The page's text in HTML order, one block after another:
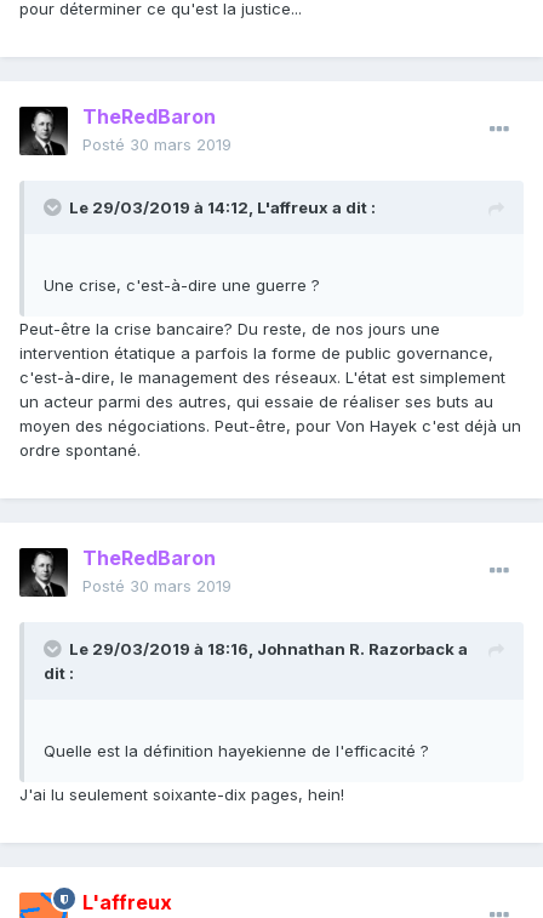
pour déterminer ce qu'est la justice...
TheRedBaron
Posté 30 mars 2019
Le 29/03/2019 à 14:12, L'affreux a dit :
Une crise, c'est-à-dire une guerre ?
Peut-être la crise bancaire? Du reste, de nos jours une
intervention étatique a parfois la forme de public governance,
c'est-à-dire, le management des réseaux. L'état est simplement
un acteur parmi des autres, qui essaie de réaliser ses buts au
moyen des négociations. Peut-être, pour Von Hayek c'est déjà un
ordre spontané.
TheRedBaron
Posté 30 mars 2019
Le 29/03/2019 à 18:16, Johnathan R. Razorbacka
dit :
Quelle est la définition hayekienne de l'efficacité ?
J'ai lu seulement soixante-dix pages, hein!
L'affreux